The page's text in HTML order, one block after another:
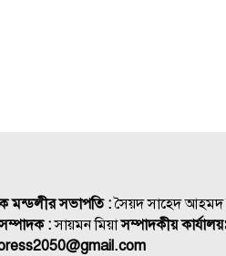
মন্ডলীর সভাপতি :সৈয়দ সাহেদ আহমদ
সম্পাদক :সায়মন মিয়াসম্পাদকীয়